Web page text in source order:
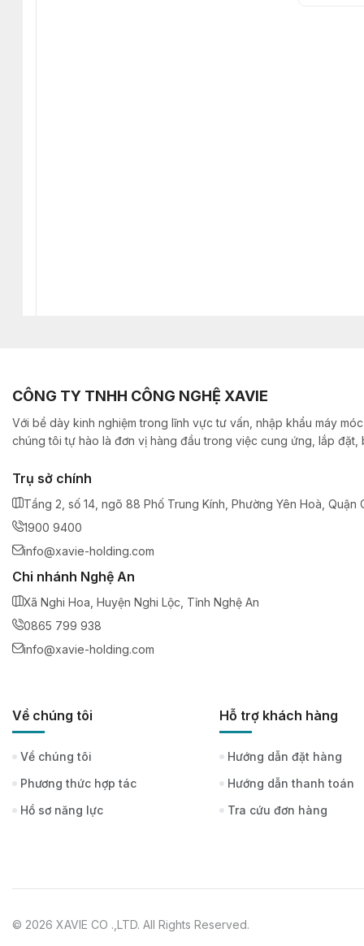
CÔNG TY TNHH CÔNG NGHỆ XAVIE
Với bề dày kinh nghiệm trong lĩnh vực tư vấn, nhập khẩu máy
chúng tôi tự hào là đơn vị hàng đầu trong việc cung ứng, lắp đặt,
Trụ sở chính
Tầng 2, số 14, ngõ 88 Phố Trung Kính, Phường Yên Hoà, Quận
1900 9400
info@xavie-holding.com
Chi nhánh Nghệ An
Xã Nghi Hoa, Huyện Nghi Lộc, Tỉnh Nghệ An
0865 799 938
info@xavie-holding.com
Về chúng tôi
Về chúng tôi
Phương thức hợp tác
Hồ sơ năng lực
Hỗ trợ khách hàng
Hướng dẫn đặt hàng
Hướng dẫn thanh toán
Tra cứu đơn hàng
© 2026 XAVIE CO .,LTD. All Rights Reserved.